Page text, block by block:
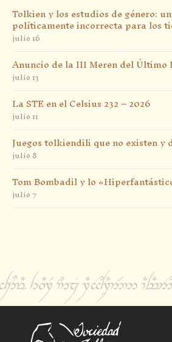
Tolkien y los estudios de género:
políticamente incorrecta para los
julio 16
Anuncio de la III Meren del Último
julio 13
La STE en el Celsius 232 – 2026
julio 11
Juegos tolkiendili que no existen y
julio 8
Tom Bombadil y lo
julio 7